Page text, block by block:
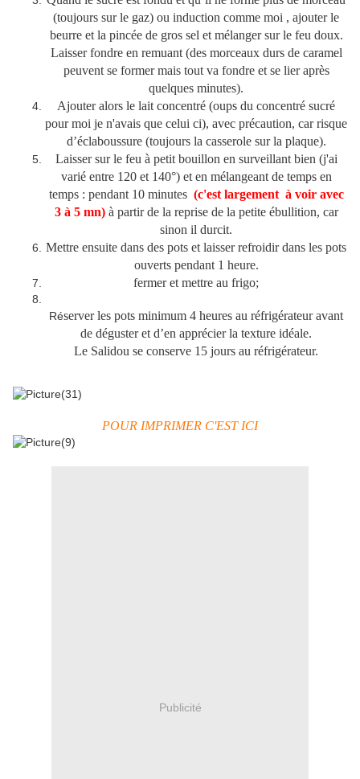
(toujours sur le gaz) ou induction comme moi , ajouter le
beurre et la pincée de gros sel et mélanger sur le feu doux.
Laisser fondre en remuant (des morceaux durs de caramel
peuvent se former mais tout va fondre et se lier après
quelques minutes).
Ajouter alors le lait concentré (oups du concentré sucré
pour moi je n'avais que celui ci), avec précaution, car risque
d’éclaboussure (toujours la casserole sur la plaque).
Laisser sur le feu à petit bouillon en surveillant bien (j'ai
varié entre 120 et 140°) et en mélangeant de temps en
temps : pendant 10 minutes (c'est largement à voir avec
3 à 5 mn)à partir de la reprise de la petite ébullition, car
sinon il durcit.
Mettre ensuite dans des pots et laisser refroidir dans les pots
ouverts pendant 1 heure.
fermer et mettre au frigo;
Réserver les pots minimum 4 heures au réfrigérateur avant
de déguster et d’en apprécier la texture idéale.
Le Salidou se conserve 15 jours au réfrigérateur.
POUR IMPRIMER C'EST ICI
Publicité